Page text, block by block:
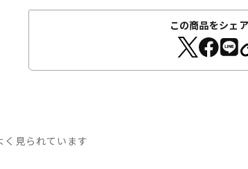
この商品をシェ
く見られています